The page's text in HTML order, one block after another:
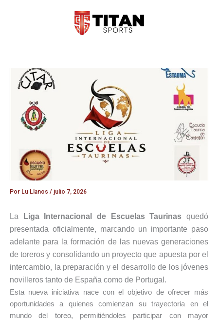
Por Lu Llanos / julio 7, 2026
La Liga Internacional de Escuelas Taurinas quedó
presentada oficialmente, marcando un importante paso
adelante para la formación de las nuevas generaciones
de toreros y consolidando un proyecto que apuesta por el
intercambio, la preparación y el desarrollo de los jóvenes
novilleros tanto de España como de Portugal.
Esta nueva iniciativa nace con el objetivo de ofrecer más
oportunidades a quienes comienzan su trayectoria en el
mundo del toreo, permitiéndoles participar con mayor